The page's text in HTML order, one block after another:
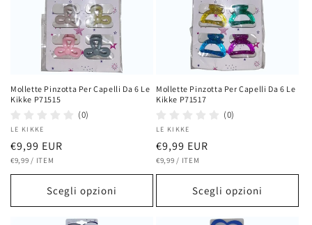
Mollette Pinzotta Per Capelli Da 6 Le
Kikke P71515
(0)
Fornitore:
LE KIKKE
Prezzo
di
listino
€9,99 EUR
PREZZO
€9,99 / PER
ITEM
Scegli opzioni
Mollette Pinzotta Per Capelli Da 6 Le
Kikke P71517
(0)
Fornitore:
LE KIKKE
Prezzo
di
listino
€9,99 EUR
PREZZO
€9,99 / PER
ITEM
Scegli opzioni